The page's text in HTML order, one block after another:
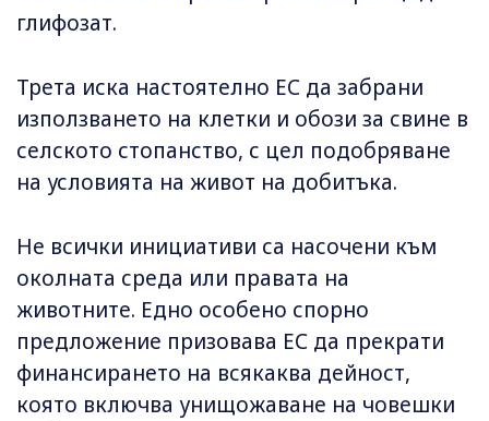
глифозат.
Трета иска настоятелно ЕС да забрани
използването на клетки и обози за свине в
селското стопанство, с цел подобряване
на условията на живот на добитъка.
Не всички инициативи са насочени към
околната среда или правата на
животните. Едно особено спорно
предложение призовава ЕС да прекрати
финансирането на всякаква дейност,
която включва унищожаване на човешки